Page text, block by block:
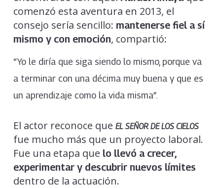
comenzó esta aventura en 2013, el
consejo sería sencillo: mantenerse fiel a sí
mismo y con emoción, compartió:
“Yo le diría que siga siendo lo mismo, porque va
a terminar con una décima muy buena y que es
un aprendizaje como la vida misma”.
El actor reconoce que EL SEÑOR DE LOS CIELOS
fue mucho más que un proyecto laboral.
Fue una etapa que lo llevó a crecer,
experimentar y descubrir nuevos límites
dentro de la actuación.